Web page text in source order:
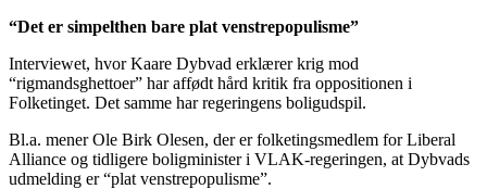
“Det er simpelthen bare plat venstrepopulisme”
Interviewet, hvor Kaare Dybvad erklærer krig mod
“rigmandsghettoer” har affødt hård kritik fra oppositionen i
Folketinget. Det samme har regeringens boligudspil.
Bl.a. mener Ole Birk Olesen, der er folketingsmedlem for Liberal
Alliance og tidligere boligminister i VLAK-regeringen, at Dybvads
udmelding er “plat venstrepopulisme”.